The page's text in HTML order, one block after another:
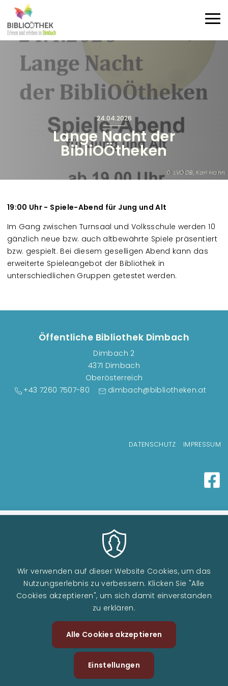
LVOÖB, Karl Hahn
24.04.2026
Lange Nacht der
BibliOÖtheken
19:00 Uhr - Spiele-Abend für Jung und Alt
Im Gang zwischen Turnsaal und Volksschule werden 10
gänzlich neue bzw. auch altbewährte Spiele präsentiert
bzw. gespielt. Bei diesem geselligen Abend kann das
erweiterte Spieleangebot der Bibliothek in
unterschiedlichen Gruppen getestet werden.
Öffentliche Bibliothek Dimbach
Dimbach 2
4371 Dimbach
Oberösterreich
+43 7260 7507-80
dimbach@bibliotheken.at
DATENSCHUTZ IMPRESSUM
Wir verwenden auf dieser Website Cookies, um das
Nutzungserlebnis zu verbessern. Klicken Sie "Alle
Cookies akzeptieren", um sich damit einverstanden
zu erklären.
Alle Cookies akzeptieren
Einstellungen